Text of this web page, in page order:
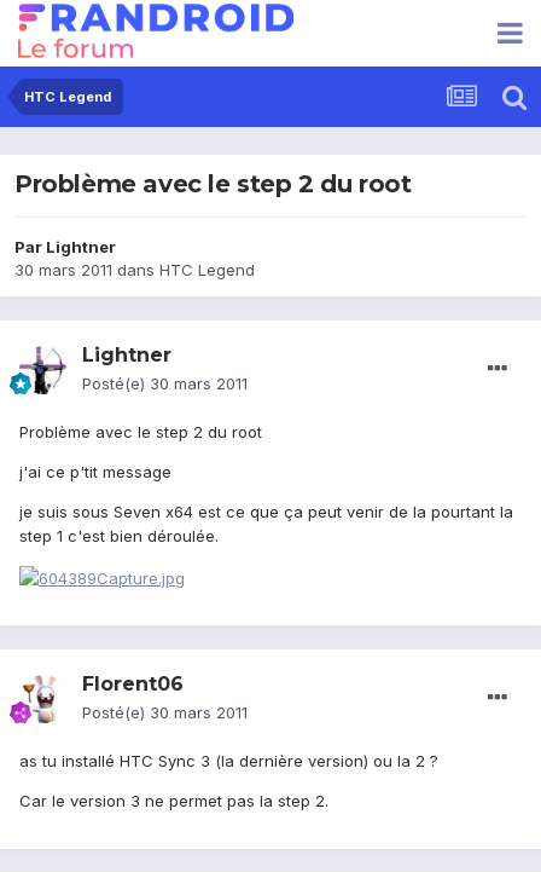
HTC Legend
Problème avec le step 2 du root
Par Lightner
30 mars 2011 dans HTC Legend
Lightner
Posté(e) 30 mars 2011
Problème avec le step 2 du root
j'ai ce p'tit message
je suis sous Seven x64 est ce que ça peut venir de la pourtant la
step 1 c'est bien déroulée.
Florent06
Posté(e) 30 mars 2011
as tu installé HTC Sync 3 (la dernière version) ou la 2 ?
Car le version 3 ne permet pas la step 2.